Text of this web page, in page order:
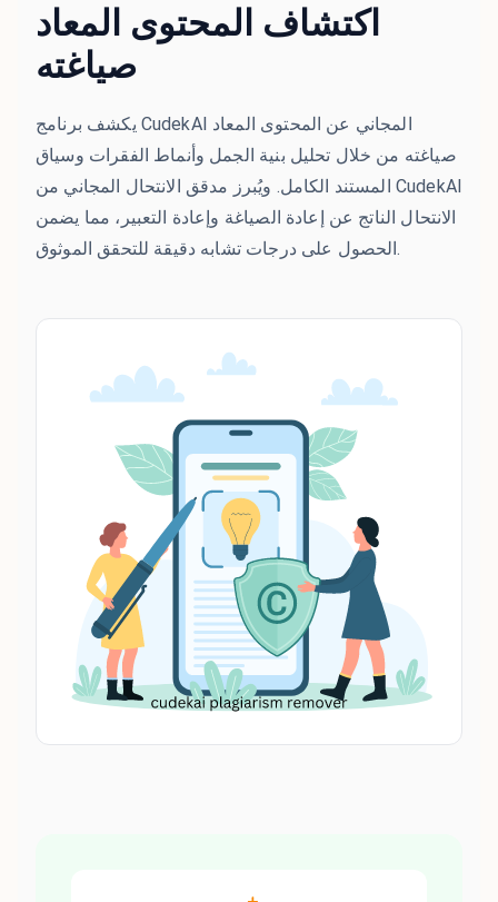
اكتشاف المحتوى المعاد
صياغته
يكشف برنامج CudekAI المجاني عن المحتوى المعاد
صياغته من خلال تحليل بنية الجمل وأنماط الفقرات وسياق
المستند الكامل. ويُبرز مدقق الانتحال المجاني من CudekAI
الانتحال الناتج عن إعادة الصياغة وإعادة التعبير، مما يضمن
الحصول على درجات تشابه دقيقة للتحقق الموثوق.